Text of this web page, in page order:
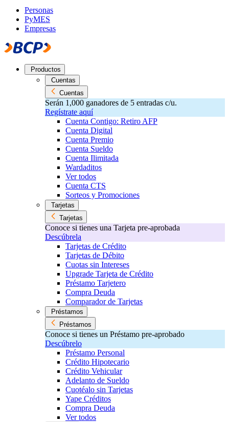
Personas
PyMES
Empresas
Productos
Cuentas
Cuentas
Serán 1,000 ganadores de 5 entradas c/u.
Regístrate aquí
Cuenta Contigo: Retiro AFP
Cuenta Digital
Cuenta Premio
Cuenta Sueldo
Cuenta Ilimitada
Wardaditos
Ver todos
Cuenta CTS
Sorteos y Promociones
Tarjetas
Tarjetas
Conoce si tienes una Tarjeta pre-aprobada
Descúbrela
Tarjetas de Crédito
Tarjetas de Débito
Cuotas sin Intereses
Upgrade Tarjeta de Crédito
Préstamo Tarjetero
Compra Deuda
Comparador de Tarjetas
Préstamos
Préstamos
Conoce si tienes un Préstamo pre-aprobado
Descúbrelo
Préstamo Personal
Crédito Hipotecario
Crédito Vehicular
Adelanto de Sueldo
Cuotéalo sin Tarjetas
Yape Créditos
Compra Deuda
Ver todos